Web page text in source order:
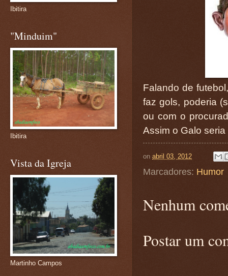
Falando de
faz gols, poderia
ou com o
Assim o Galo
on abril 03, 2012
Marcadores: Humor
Nenhum
Postar um
Ibitira
"Minduim"
Ibitira
Vista da Igreja
Martinho Campos